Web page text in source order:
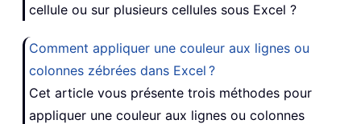
cellule ou sur plusieurs cellules sous Excel ?
Comment appliquer une couleur aux lignes ou
colonnes zébrées dans Excel ?
Cet article vous présente trois méthodes pour
appliquer une couleur aux lignes ou colonnes